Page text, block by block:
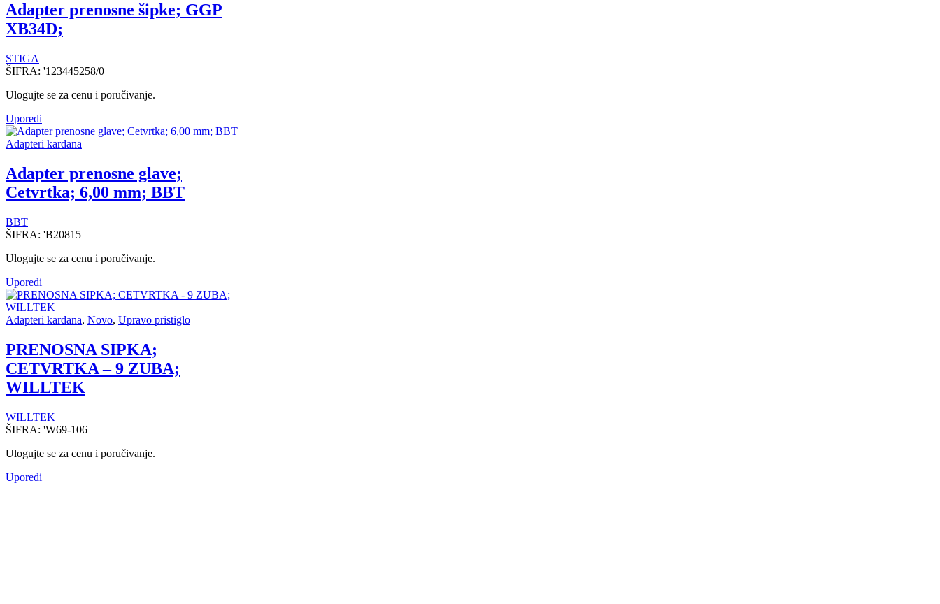
Adapter prenosne šipke; GGP
XB34D;
STIGA
ŠIFRA: '123445258/0
Ulogujte se za cenu i poručivanje.
Uporedi
Adapteri kardana
Adapter prenosne glave;
Cetvrtka; 6,00 mm; BBT
BBT
ŠIFRA: 'B20815
Ulogujte se za cenu i poručivanje.
Uporedi
Adapteri kardana, Novo, Upravo pristiglo
PRENOSNA SIPKA;
CETVRTKA – 9 ZUBA;
WILLTEK
WILLTEK
ŠIFRA: 'W69-106
Ulogujte se za cenu i poručivanje.
Uporedi